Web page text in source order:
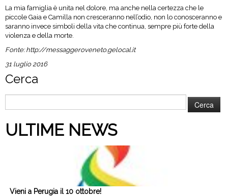
La mia famiglia è unita nel dolore, ma anche nella certezza che le
piccole Gaia e Camilla non cresceranno nell’odio, non lo conosceranno e
saranno invece simboli della vita che continua, sempre più forte della
violenza e della morte.
Fonte:http://messaggeroveneto.gelocal.it
31 luglio 2016
Cerca
per:
ULTIME NEWS
Vieni a Perugia il 10 ottobre!